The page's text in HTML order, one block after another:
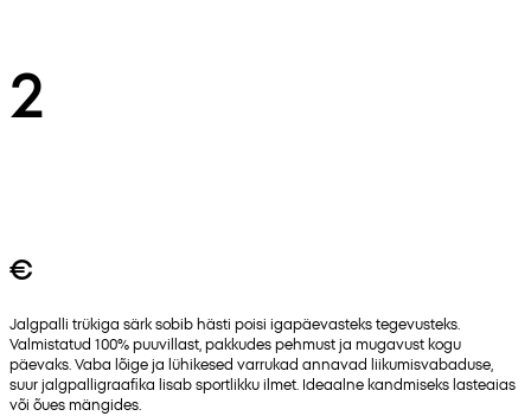
2
€
Jalgpalli trükiga särk sobib hästi poisi igapäevasteks tegevusteks.
Valmistatud 100% puuvillast, pakkudes pehmust ja mugavust kogu
päevaks. Vaba lõige ja lühikesed varrukad annavad liikumisvabaduse,
suur jalgpalligraafika lisab sportlikku ilmet. Ideaalne kandmiseks lasteaias
või õues mängides.